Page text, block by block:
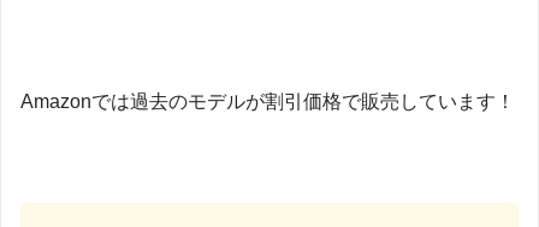
Amazonでは過去のモデルが割引価格で販売しています！